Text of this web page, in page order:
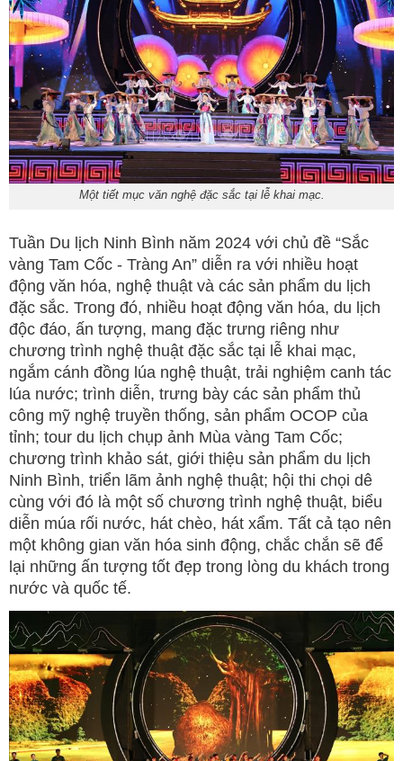
Một tiết mục văn nghệ đặc sắc tại lễ khai mạc.
Tuần Du lịch Ninh Bình năm 2024 với chủ đề “Sắc
vàng Tam Cốc - Tràng An” diễn ra với nhiều hoạt
động văn hóa, nghệ thuật và các sản phẩm du lịch
đặc sắc. Trong đó, nhiều hoạt động văn hóa, du lịch
độc đáo, ấn tượng, mang đặc trưng riêng như
chương trình nghệ thuật đặc sắc tại lễ khai mạc,
ngắm cánh đồng lúa nghệ thuật, trải nghiệm canh tác
lúa nước; trình diễn, trưng bày các sản phẩm thủ
công mỹ nghệ truyền thống, sản phẩm OCOP của
tỉnh; tour du lịch chụp ảnh Mùa vàng Tam Cốc;
chương trình khảo sát, giới thiệu sản phẩm du lịch
Ninh Bình, triển lãm ảnh nghệ thuật; hội thi chọi dê
cùng với đó là một số chương trình nghệ thuật, biểu
diễn múa rối nước, hát chèo, hát xẩm. Tất cả tạo nên
một không gian văn hóa sinh động, chắc chắn sẽ để
lại những ấn tượng tốt đẹp trong lòng du khách trong
nước và quốc tế.